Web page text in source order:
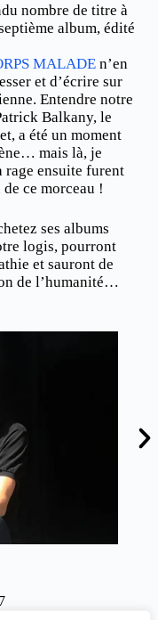
nombre de titre à
album, édité
MALADE n’en
et d’écrire sur
Entendre notre
Balkany, le
a été un moment
mais là, je
rage ensuite furent
ce morceau !
ses albums
logis, pourront
et sauront de
de l’humanité…